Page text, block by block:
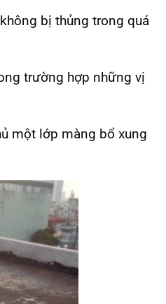
bị thủng trong quá
trường hợp những vị
một lớp màng bổ xung